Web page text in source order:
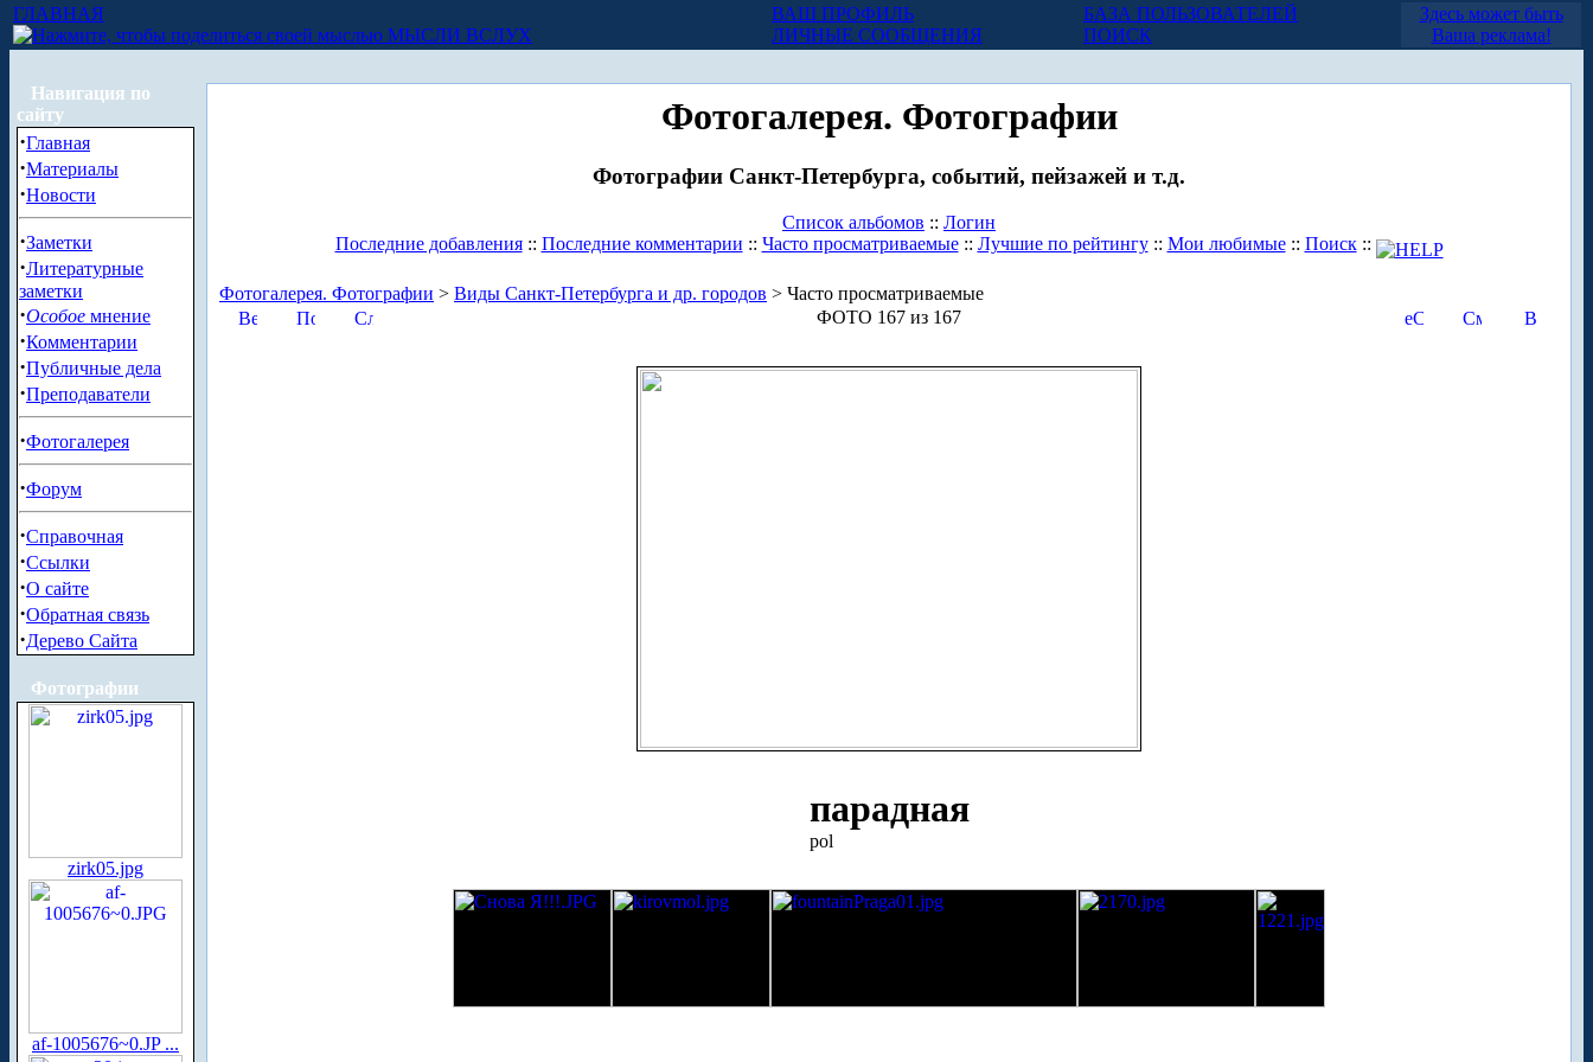
ГЛАВНАЯ
МЫСЛИ ВСЛУХ
ВАШ ПРОФИЛЬ
ЛИЧНЫЕ СООБЩЕНИЯ
БАЗА ПОЛЬЗОВАТЕЛЕЙ
ПОИСК
Здесь может быть
Ваша реклама!
Навигация по
сайту
·Главная
·Материалы
·Новости
·Заметки
·Литературные
заметки
·Особое мнение
·Комментарии
·Публичные дела
·Преподаватели
·Фотогалерея
·Форум
·Справочная
·Ссылки
·О сайте
·Обратная связь
·Дерево Сайта
Фотографии
zirk05.jpg
af-1005676~0.JP ...
Фотогалерея. Фотографии
Фотографии Санкт-Петербурга, событий, пейзажей и т.д.
Список альбомов :: Логин
Последние добавления:: Последние комментарии :: Часто просматриваемые:: Лучшие по рейтингу:: Мои любимые:: Поиск::
Фотогалерея. Фотографии > Виды Санкт-Петербурга и др. городов > Часто просматриваемые
ФОТО 167 из 167
парадная
pol